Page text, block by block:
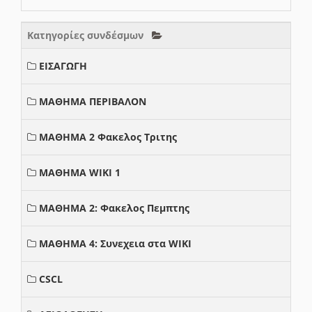
Κατηγορίες συνδέσμων
ΕΙΣΑΓΩΓΗ
ΜΑΘΗΜΑ ΠΕΡΙΒΑΛΟΝ
ΜΑΘΗΜΑ 2 Φακελος Τριτης
ΜΑΘΗΜΑ WIKI 1
ΜΑΘΗΜΑ 2: Φακελος Πεμπτης
ΜΑΘΗΜΑ 4: Συνεχεια στα WIKI
CSCL